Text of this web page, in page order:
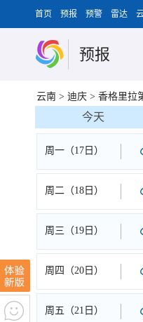
首页 预报 预警 雷达
预报
云南 > 迪庆 > 香格里拉
今天
周一（17日）
周二（18日）
周三（19日）
周四（20日）
周五（21日）